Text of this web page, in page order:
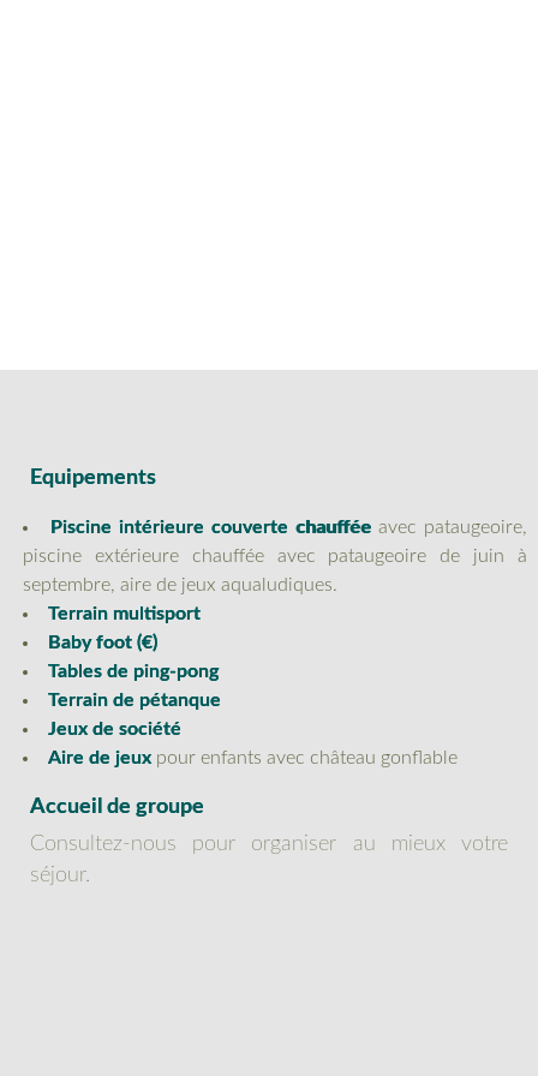
Equipements
Piscine intérieure couverte chauffée avec pataugeoire,
piscine extérieure chauffée avec pataugeoire de juin à
septembre, aire de jeux aqualudiques.
Terrain multisport
Baby foot (€)
Tables de ping-pong
Terrain de pétanque
Jeux de société
Aire de jeuxpour enfants avec château gonflable
Accueil de groupe
Consultez-nous pour organiser au mieux votre
séjour.